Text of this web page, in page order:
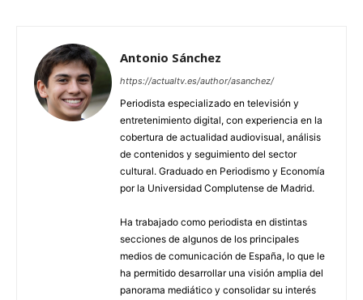
Antonio Sánchez
https://actualtv.es/author/asanchez/
Periodista especializado en televisión y
entretenimiento digital, con experiencia en la
cobertura de actualidad audiovisual, análisis
de contenidos y seguimiento del sector
cultural. Graduado en Periodismo y Economía
por la Universidad Complutense de Madrid.
Ha trabajado como periodista en distintas
secciones de algunos de los principales
medios de comunicación de España, lo que le
ha permitido desarrollar una visión amplia del
panorama mediático y consolidar su interés